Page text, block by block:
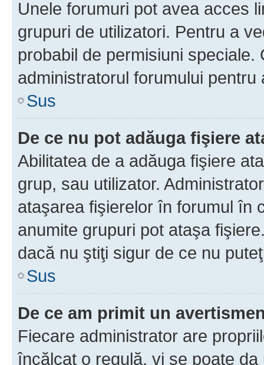
Unele forumuri pot avea acces
grupuri de utilizatori. Pentru a
probabil de permisiuni
administratorul forumului pentru
Sus
De ce nu pot adăuga fişiere
Abilitatea de a adăuga fişiere
grup, sau utilizator.
ataşarea fişierelor în forumul în
anumite grupuri pot ataşa
dacă nu ştiţi sigur de ce nu
Sus
De ce am primit un
Fiecare administrator are
încălcat o regulă, vi se poate